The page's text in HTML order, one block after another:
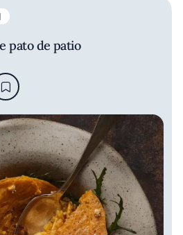
pato de patio